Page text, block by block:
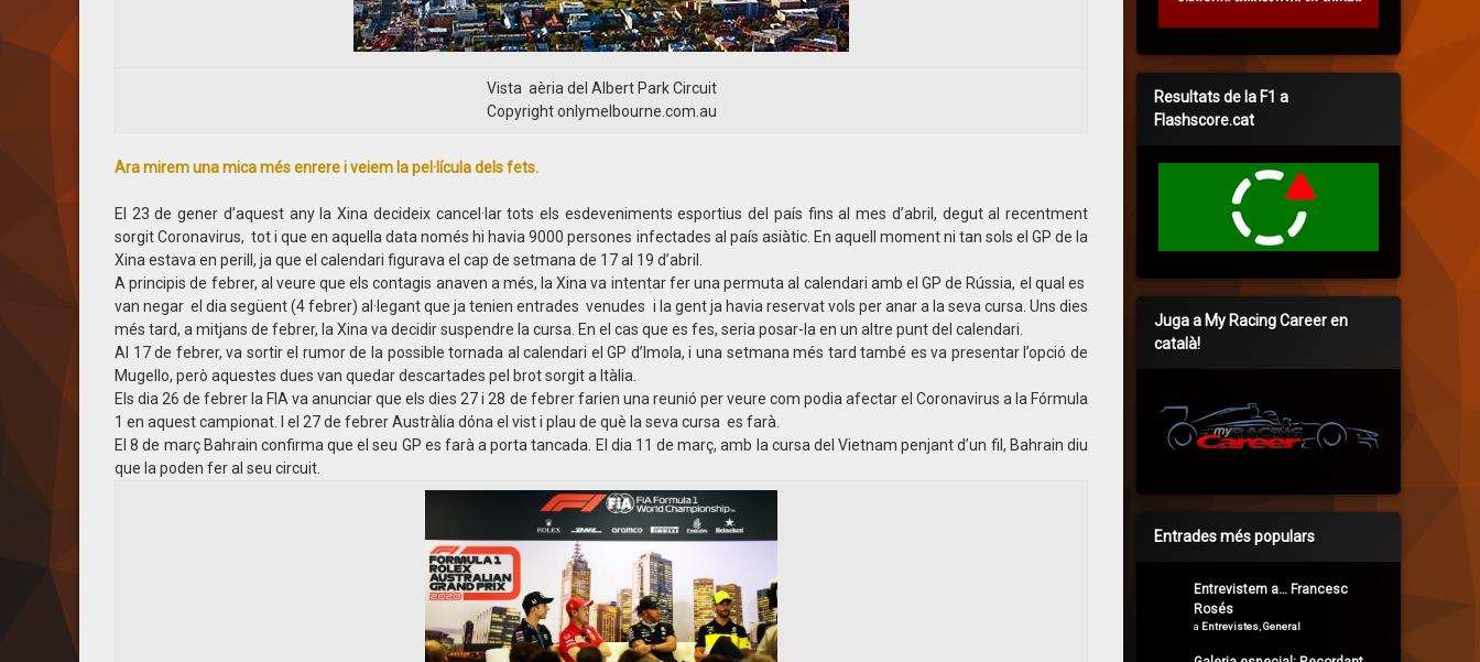
Vista aèria del Albert Park Circuit
Copyright onlymelbourne.com.au
Ara mirem una mica més enrere i veiem la pel·lícula dels fets.
El 23 de gener d’aquest any la Xina decideix cancel·lar tots els esdeveniments esportius del país fins al mes d’abril, degut al recentment
sorgit Coronavirus, tot i que en aquella data només hi havia 9000 persones infectades al país asiàtic. En aquell moment ni tan sols el GP de la
Xina estava en perill, ja que el calendari figurava el cap de setmana de 17 al 19 d’abril.
A principis de febrer, al veure que els contagis anaven a més, la Xina va intentar fer una permuta al calendari amb el GP de Rússia, el qual es
van negar el dia següent (4 febrer) al·legant que ja tenien entrades venudes i la gent ja havia reservat vols per anar a la seva cursa. Uns dies
més tard, a mitjans de febrer, la Xina va decidir suspendre la cursa. En el cas que es fes, seria posar-la en un altre punt del calendari.
Al 17 de febrer, va sortir el rumor de la possible tornada al calendari el GP d’Imola, i una setmana més tard també es va presentar l’opció de
Mugello, però aquestes dues van quedar descartades pel brot sorgit a Itàlia.
Els dia 26 de febrer la FIA va anunciar que els dies 27 i 28 de febrer farien una reunió per veure com podia afectar el Coronavirus a la Fórmula
1 en aquest campionat. I el 27 de febrer Austràlia dóna el vist i plau de què la seva cursa es farà.
El 8 de març Bahrain confirma que el seu GP es farà a porta tancada. El dia 11 de març, amb la cursa del Vietnam penjant d’un fil, Bahrain diu
que la poden fer al seu circuit.
Resultats de la F1 a
Flashscore.cat
Juga a My Racing Career en
català!
Entrades més populars
Entrevistem a… Francesc
Rosés
a Entrevistes General